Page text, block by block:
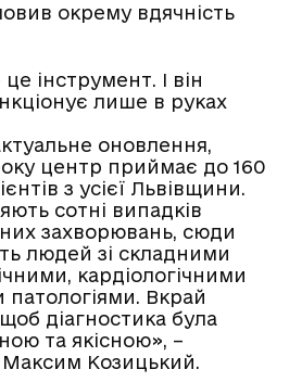
окрему вдячність
інструмент. І він
лише в руках
оновлення,
центр приймає до 160
з усієї Львівщини.
сотні випадків
захворювань, сюди
людей зі складними
кардіологічними
патологіями. Вкрай
діагностика була
та якісною», –
Козицький.